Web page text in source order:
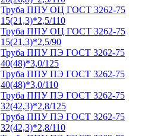
Труба ППУ ОЦ ГОСТ 3262-75
15(21,3)*2,5/110
Труба ППУ ОЦ ГОСТ 3262-75
15(21,3)*2,5/90
Труба ППУ ПЭ ГОСТ 3262-75
40(48)*3,0/125
Труба ППУ ПЭ ГОСТ 3262-75
40(48)*3,0/110
Труба ППУ ПЭ ГОСТ 3262-75
32(42,3)*2,8/125
Труба ППУ ПЭ ГОСТ 3262-75
32(42,3)*2,8/110